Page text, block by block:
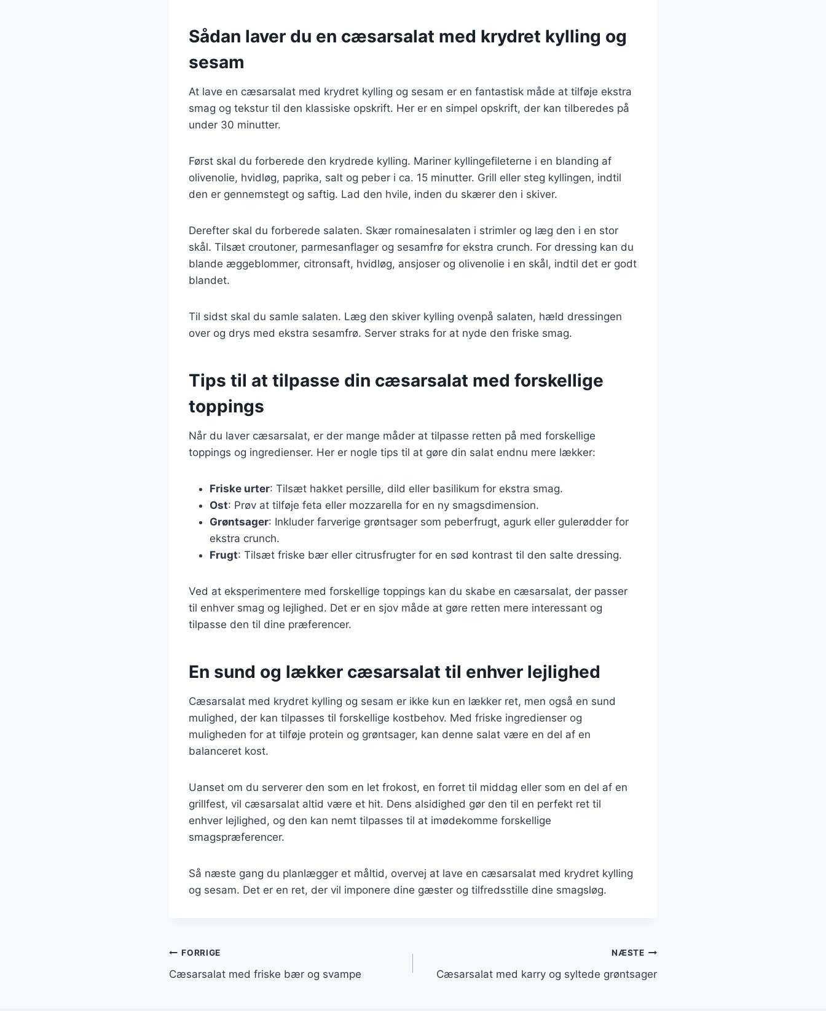
Sådan laver du en cæsarsalat med krydret kylling og
sesam
At lave en cæsarsalat med krydret kylling og sesam er en fantastisk måde at tilføje ekstra
smag og tekstur til den klassiske opskrift. Her er en simpel opskrift, der kan tilberedes på
under 30 minutter.
Først skal du forberede den krydrede kylling. Mariner kyllingefileterne i en blanding af
olivenolie, hvidløg, paprika, salt og peber i ca. 15 minutter. Grill eller steg kyllingen, indtil
den er gennemstegt og saftig. Lad den hvile, inden du skærer den i skiver.
Derefter skal du forberede salaten. Skær romainesalaten i strimler og læg den i en stor
skål. Tilsæt croutoner, parmesanflager og sesamfrø for ekstra crunch. For dressing kan du
blande æggeblommer, citronsaft, hvidløg, ansjoser og olivenolie i en skål, indtil det er godt
blandet.
Til sidst skal du samle salaten. Læg den skiver kylling ovenpå salaten, hæld dressingen
over og drys med ekstra sesamfrø. Server straks for at nyde den friske smag.
Tips til at tilpasse din cæsarsalat med forskellige
toppings
Når du laver cæsarsalat, er der mange måder at tilpasse retten på med forskellige
toppings og ingredienser. Her er nogle tips til at gøre din salat endnu mere lækker:
Friske urter: Tilsæt hakket persille, dild eller basilikum for ekstra smag.
Ost: Prøv at tilføje feta eller mozzarella for en ny smagsdimension.
Grøntsager: Inkluder farverige grøntsager som peberfrugt, agurk eller gulerødder for
ekstra crunch.
Frugt: Tilsæt friske bær eller citrusfrugter for en sød kontrast til den salte dressing.
Ved at eksperimentere med forskellige toppings kan du skabe en cæsarsalat, der passer
til enhver smag og lejlighed. Det er en sjov måde at gøre retten mere interessant og
tilpasse den til dine præferencer.
En sund og lækker cæsarsalat til enhver lejlighed
Cæsarsalat med krydret kylling og sesam er ikke kun en lækker ret, men også en sund
mulighed, der kan tilpasses til forskellige kostbehov. Med friske ingredienser og
muligheden for at tilføje protein og grøntsager, kan denne salat være en del af en
balanceret kost.
Uanset om du serverer den som en let frokost, en forret til middag eller som en del af en
grillfest, vil cæsarsalat altid være et hit. Dens alsidighed gør den til en perfekt ret til
enhver lejlighed, og den kan nemt tilpasses til at imødekomme forskellige
smagspræferencer.
Så næste gang du planlægger et måltid, overvej at lave en cæsarsalat med krydret kylling
og sesam. Det er en ret, der vil imponere dine gæster og tilfredsstille dine smagsløg.
Indlægsnavigation
FORRIGE
Cæsarsalat med friske bær og svampe
NÆSTE
Cæsarsalat med karry og syltede grøntsager